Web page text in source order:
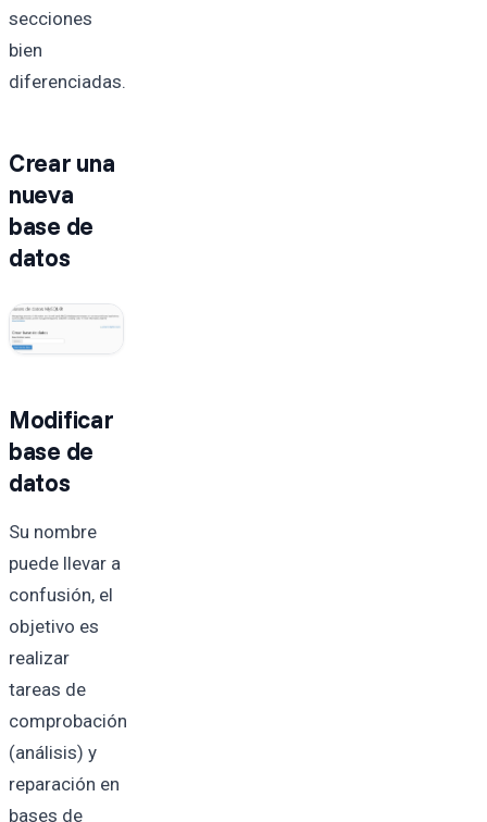
secciones
bien
diferenciadas.
Crear una
nueva
base de
datos
Modificar
base de
datos
Su nombre
puede llevar a
confusión, el
objetivo es
realizar
tareas de
comprobación
(análisis) y
reparación en
bases de